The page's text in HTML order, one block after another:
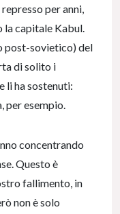
per anni,
la capitale Kabul.
post-sovietico) del
di solito i
li ha sostenuti:
per esempio.
concentrando
Questo è
fallimento, in
non è solo